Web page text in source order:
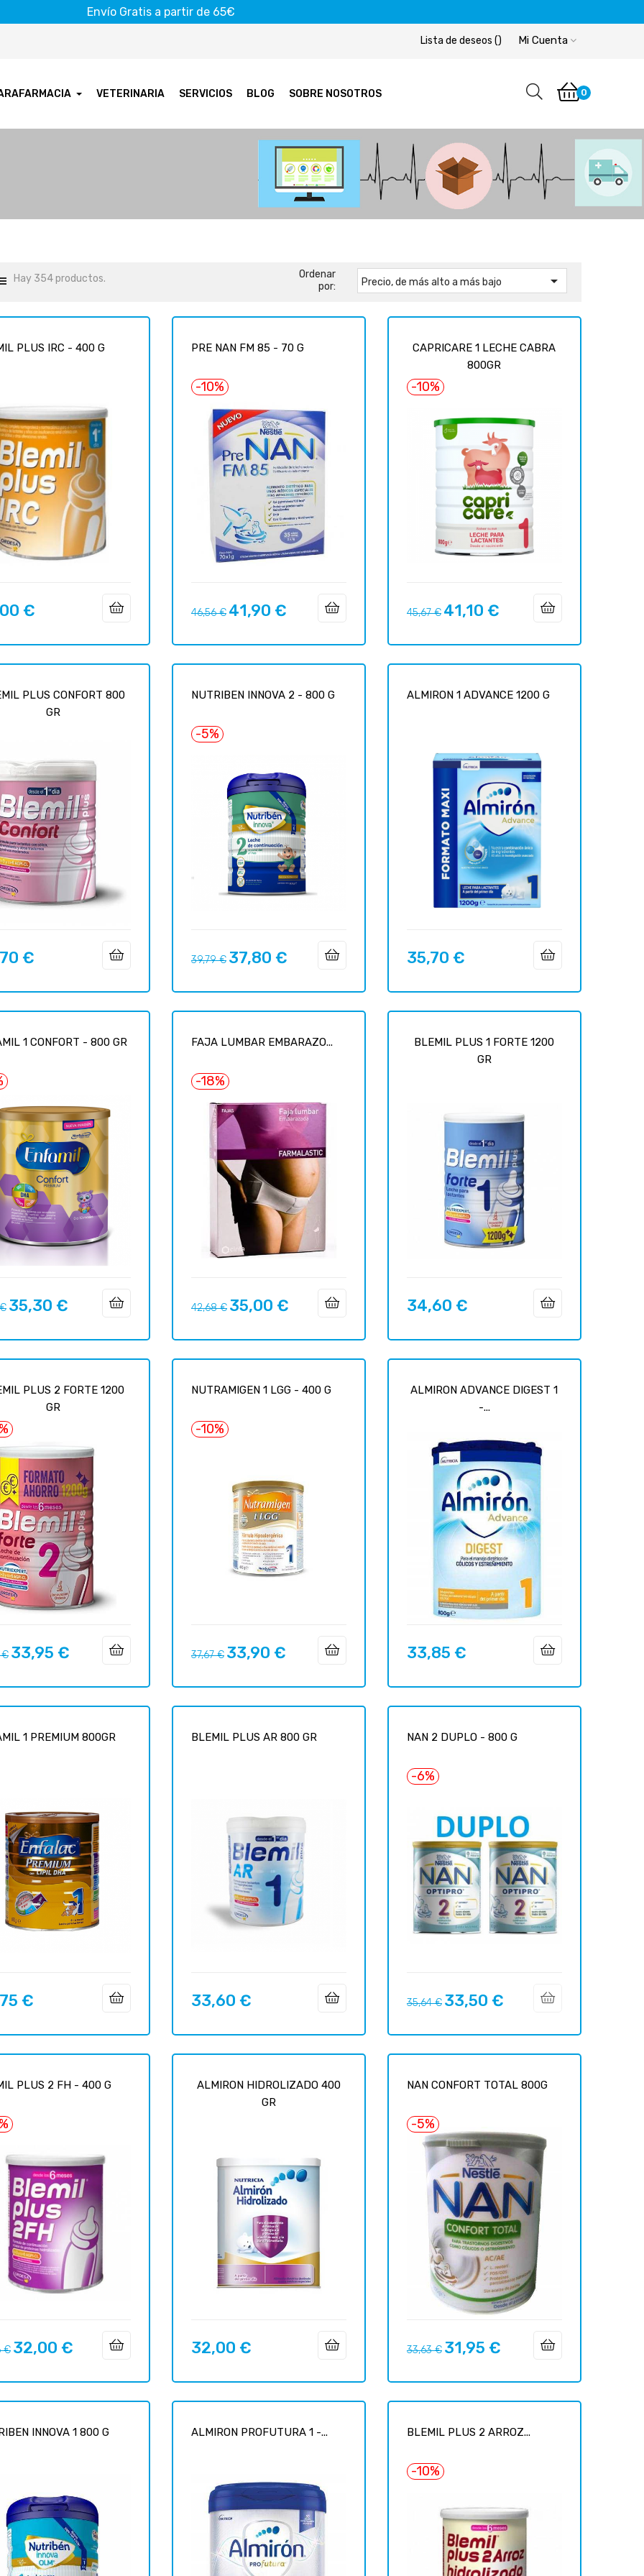
Envío Gratis a partir de 65€
Mi Cuenta
Lista de deseos ()
VETERINARIA SERVICIOS BLOG SOBRE NOSOTROS 0
Hay 354 productos.
Ordenar
por:
Precio, de más alto a más bajo 
PLUS IRC - 400 G
€
PRE NAN FM 85 - 70 G
-10%
Precio
46,56 € Precio
41,90 €
CAPRICARE 1 LECHE CABRA
800GR
-10%
Precio
45,67 € Precio
41,10 €
PLUS CONFORT 800
GR
€
NUTRIBEN INNOVA 2 - 800 G
-5%
Precio
39,79 € Precio
37,80 €
ALMIRON 1 ADVANCE 1200 G
Precio
35,70 €
1 CONFORT - 800 GR
Precio
35,30 €
FAJA LUMBAR EMBARAZO...
-18%
Precio
42,68 € Precio
35,00 €
BLEMIL PLUS 1 FORTE 1200
GR
Precio
34,60 €
PLUS 2 FORTE 1200
GR
€ Precio
33,95 €
NUTRAMIGEN 1 LGG - 400 G
-10%
Precio
37,67 € Precio
33,90 €
ALMIRON ADVANCE DIGEST 1
-...
Precio
33,85 €
1 PREMIUM 800GR
€
BLEMIL PLUS AR 800 GR
Precio
33,60 €
NAN 2 DUPLO - 800 G
-6%
Precio
35,64 € Precio
33,50 €
PLUS 2 FH - 400 G
€ Precio
32,00 €
ALMIRON HIDROLIZADO 400
GR
Precio
32,00 €
NAN CONFORT TOTAL 800G
-5%
Precio
33,63 € Precio
31,95 €
INNOVA 1 800 G ALMIRON PROFUTURA 1 -... BLEMIL PLUS 2 ARROZ...
-10%